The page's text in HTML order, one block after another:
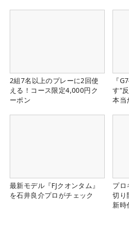
2組7名以上のプレーに2回使
える！コース限定4,000円ク
ーポン
『
す“
本当
最新モデル『FJクオンタム』
を石井良介プロがチェック
プロ
切り
新時